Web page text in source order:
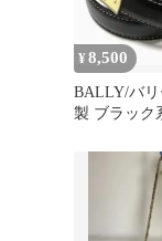
¥8,500
BALLY/バ
製 ブラック